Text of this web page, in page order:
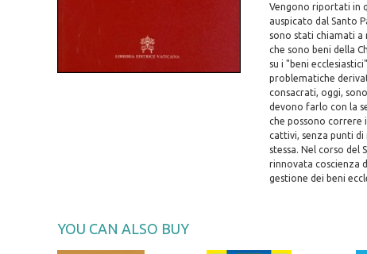
Vengono riportati in
auspicato dal Santo
sono stati chiamati a
che sono beni della
su i "beni
problematiche
consacrati, oggi,
devono farlo con la
che possono correre
cattivi, senza punti
stessa. Nel corso del
rinnovata coscienza
gestione dei beni
YOU CAN ALSO BUY